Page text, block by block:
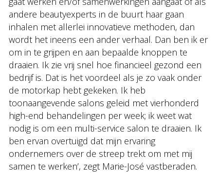
andere beautyexperts in de buurt haar gaan
inhalen met allerlei innovatieve methoden, dan
wordt het ineens een ander verhaal. Dan ben ik er
om in te grijpen en aan bepaalde knoppen te
draaien. Ik zie vrij snel hoe financieel gezond een
bedrijf is. Dat is het voordeel als je zo vaak onder
de motorkap hebt gekeken. Ik heb
toonaangevende salons geleid met vierhonderd
high-end behandelingen per week; ik weet wat
nodig is om een multi-service salon te draaien. Ik
ben ervan overtuigd dat mijn ervaring
ondernemers over de streep trekt om met mij
samen te werken’, zegt Marie-José vastberaden.